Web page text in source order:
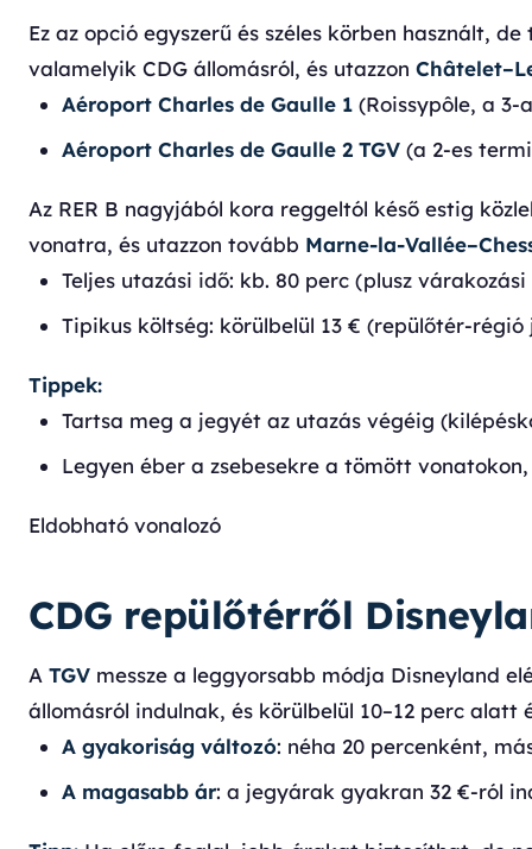
Ez az opció egyszerű és széles körben használt,
valamelyik CDG állomásról, és utazzon
Aéroport Charles de Gaulle 1 (Roissypôle, a 3-
Aéroport Charles de Gaulle 2 TGV (a 2-es
Az RER B nagyjából kora reggeltól késő estig
vonatra, és utazzon tovább Marne-la-
Teljes utazási idő: kb. 80 perc (plusz
Tipikus költség: körülbelül 13 € (repülőtér-
Tippek:
Tartsa meg a jegyét az utazás végéig
Legyen éber a zsebesekre a tömött
Eldobható vonalozó
CDG repülőtérről
A TGV messze a leggyorsabb módja Disneyland
állomásról indulnak, és körülbelül 10–12 perc alatt
A gyakoriság változó: néha 20 percenként,
A magasabb ár: a jegyárak gyakran 32 €-ról